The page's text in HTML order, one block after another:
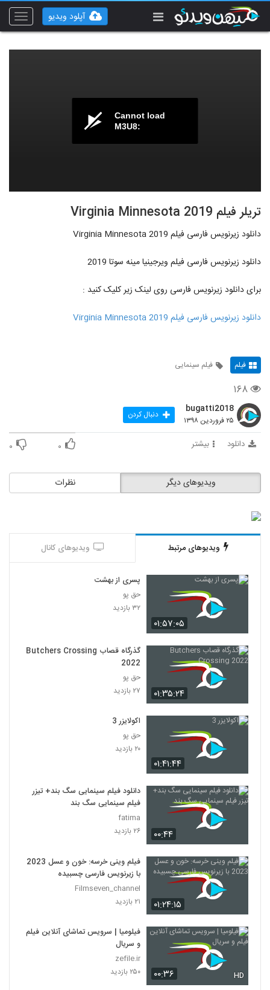
Toggle
آپلود ویدیو
Cannot load
M3U8:
تریلر فیلم Virginia Minnesota 2019
دانلود زیرنویس فارسی فیلم Virginia Minnesota 2019
دانلود زیرنویس فارسی فیلم ویرجینیا مینه سوتا 2019
برای دانلود زیرنویس فارسی روی لینک زیر کلیک کنید :
دانلود زیرنویس فارسی فیلم Virginia Minnesota 2019
فیلم فیلم سینمایی
۱۶۸
bugatti2018
۲۵ فروردین ۱۳۹۸ دنبال کردن
دانلود بیشتر ۰ ۰
نظرات ویدیوهای دیگر
ویدیوهای مرتبط ویدیوهای کانال
۰۱:۵۷:۰۵
پسری از بهشت
حق پو
۳۲ بازدید
۰۱:۳۵:۲۴
گذرگاه قصاب Butchers Crossing
2022
حق پو
۲۷ بازدید
۰۱:۴۱:۴۴
اکولایزر 3
حق پو
۲۰ بازدید
۰۰:۴۴
دانلود فیلم سینمایی سگ بند+ تیزر
فیلم سینمایی سگ بند
fatima
۲۶ بازدید
۰۱:۲۴:۱۵
فیلم وینی خرسه: خون و عسل 2023
با زیرنویس فارسی چسبیده
Filmseven_channel
۲۱ بازدید
۰۰:۳۶ HD
فیلومیا | سرویس تماشای آنلاین فیلم
و سریال
zefile.ir
۲۵۰ بازدید